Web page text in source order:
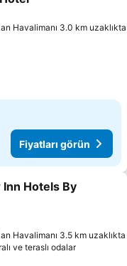
ekle
Havalimanı 3.0 km uzaklıkta
Fiyatları görün
ekle
Hotels By
Havalimanı 3.5 km uzaklıkta
ve teraslı odalar